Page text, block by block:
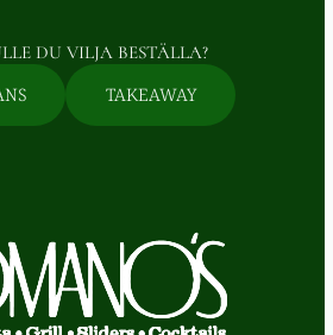
DU VILJA BESTÄLLA?
TAKEAWAY